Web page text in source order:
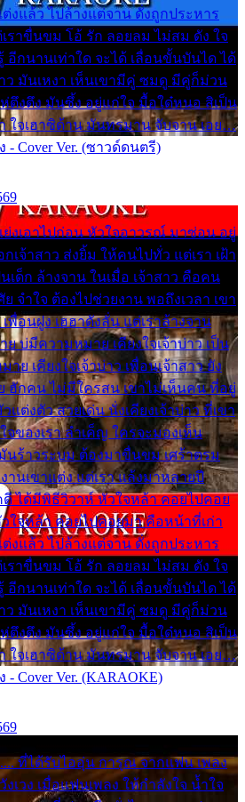
งแล้ว ไปล้างแต่จาน ดั่งถูกประหาร
ราขื่นขม โอ้ รัก ลอยลม ไม่สม ดัง ใจ
อีกนานเท่าใด จะได้ เลื่อนขั้นบันได ได้
ว มันเหงา เห็นเขามีคู่ ซมดู มีคู่ก็ม่วน
ตึงตึง มันซึ้ง อยู่แก่ใจ มื้อใด๋หนอ สิเป็น
ใจเฮาซิด้าน มันทรมาน จับจาน เอย…
- Cover Ver. (ซาวด์ดนตรี)
ย่งเอาไปก่อน หัวใจอาวรณ์ มาซ่อน อยู่
เจ้าสาว ส่งยิ้ม ให้คนไปทั่ว แต่เรา เฝ้า
เด็ก ล้างจาน ในเมื่อ เจ้าสาว คือคน
จำใจ ต้องไปช่วยงาน พอถึงเวลา เขา
พื่อนฝูง เฮฮาดังลั่น แต่เราล้างจาน
ย บ่มีความหมาย เคียงใจเจ้าบ่าว เป็น
ย เคียงใจเจ้าบ่าว เพื่อนเจ้าสาว ยัง
ฮักคน ไม่มีใครสน เขาไม่เห็นคน ที่อยู่
แต่งตัว สวยเด่น นั่งเคียงเจ้าบ่าว ที่เขา
จของเรา ลำเค็ญ ใครจะมองเห็น
นร้าวระบม ต้องมาขื่นขม เศร้าตรม
นเขาแต่ง แต่เรา แล้งมาหลายปี
ได้มีพิธีวิวาห์ หัวใจหล้า คอยไปคอย
ใจหล้า คอยไปคอยมา คือหน้าที่เก่า
งแล้ว ไปล้างแต่จาน ดั่งถูกประหาร
ราขื่นขม โอ้ รัก ลอยลม ไม่สม ดัง ใจ
อีกนานเท่าใด จะได้ เลื่อนขั้นบันได ได้
ว มันเหงา เห็นเขามีคู่ ซมดู มีคู่ก็ม่วน
ตึงตึง มันซึ้ง อยู่แก่ใจ มื้อใด๋หนอ สิเป็น
ใจเฮาซิด้าน มันทรมาน จับจาน เอย…
Cover Ver. (KARAOKE)
ที่ได้รับไออุ่น การุณ จากแฟน เพลง
เวง เมื่อแฟนเพลง ให้กำลังใจ น้ำใจ